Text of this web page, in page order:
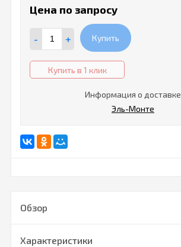
Цена по запросу
- + Купить
Купить в 1 клик
Информация о доставке
Эль-Монте
Обзор
Характеристики